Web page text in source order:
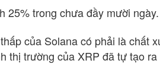
25% trong chưa đầy mười ngày.
của Solana có phải là chất
thị trường của XRP đã tự tạo